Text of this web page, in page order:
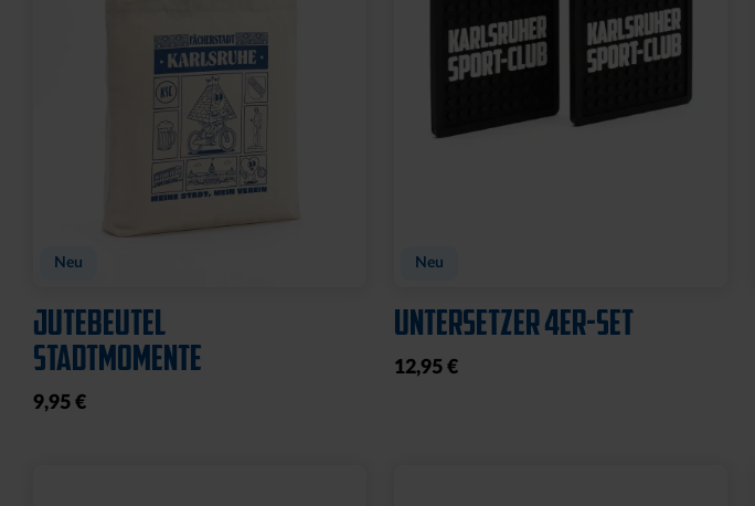
Neu
JUTEBEUTEL
STADTMOMENTE
9,95 €
Neu
UNTERSETZER 4ER-SET
12,95 €